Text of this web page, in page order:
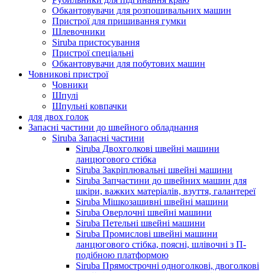
Обкантовувачи для розпошивальних машин
Пристрої для пришивання гумки
Шлевочники
Siruba пристосування
Пристрої спеціальні
Обкантовувачи для побутових машин
Човникові пристрої
Човники
Шпулі
Шпульні ковпачки
для двох голок
Запасні частини до швейного обладнання
Siruba Запасні частини
Siruba Двохголкові швейні машини
ланцюгового стібка
Siruba Закріплювальні швейні машини
Siruba Запчастини до швейних машин для
шкіри, важких матеріалів, взуття, галантереї
Siruba Мішкозашивні швейні машини
Siruba Оверлочні швейні машини
Siruba Петельні швейні машини
Siruba Промислові швейні машини
ланцюгового стібка, поясні, шлівочні з П-
подібною платформою
Siruba Прямострочні одноголкові, двоголкові